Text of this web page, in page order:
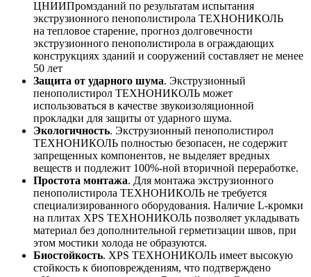
ЦНИИПромзданий по результатам испытания
экструзионного пенополистирола ТЕХНОНИКОЛЬ
на тепловое старение, прогноз долговечности
экструзионного пенополистирола в ограждающих
конструкциях зданий и сооружений составляет не менее
50 лет
Защита от ударного шума. Экструзионный
пенополистирол ТЕХНОНИКОЛЬ может
использоваться в качестве звукоизоляционной
прокладки для защиты от ударного шума.
Экологичность. Экструзионный пенополистирол
ТЕХНОНИКОЛЬ полностью безопасен, не содержит
запрещенных компонентов, не выделяет вредных
веществ и подлежит 100%-ной вторичной переработке.
Простота монтажа. Для монтажа экструзионного
пенополистирола ТЕХНОНИКОЛЬ не требуется
специализированного оборудования. Наличие L-кромки
на плитах XPS ТЕХНОНИКОЛЬ позволяет укладывать
материал без дополнительной герметизации швов, при
этом мостики холода не образуются.
Биостойкость. XPS ТЕХНОНИКОЛЬ имеет высокую
стойкость к биоповреждениям, что подтверждено